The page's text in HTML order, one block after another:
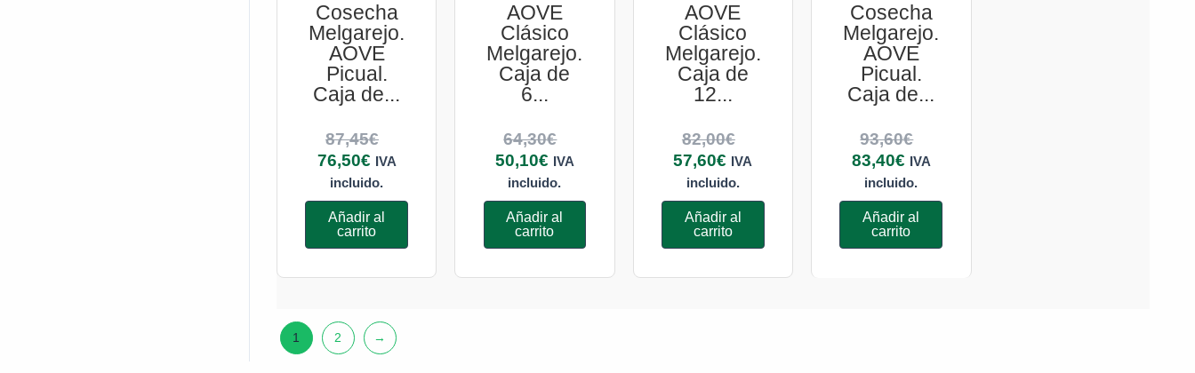
Cosecha
Melgarejo.
AOVE
Picual.
Caja de...
87,45€
76,50€ IVA
incluido.
Añadir al
carrito
AOVE
Clásico
Melgarejo.
Caja de
6...
64,30€
50,10€ IVA
incluido.
Añadir al
carrito
AOVE
Clásico
Melgarejo.
Caja de
12...
82,00€
57,60€ IVA
incluido.
Añadir al
carrito
Cosecha
Melgarejo.
AOVE
Picual.
Caja de...
93,60€
83,40€ IVA
incluido.
Añadir al
carrito
1 2 →